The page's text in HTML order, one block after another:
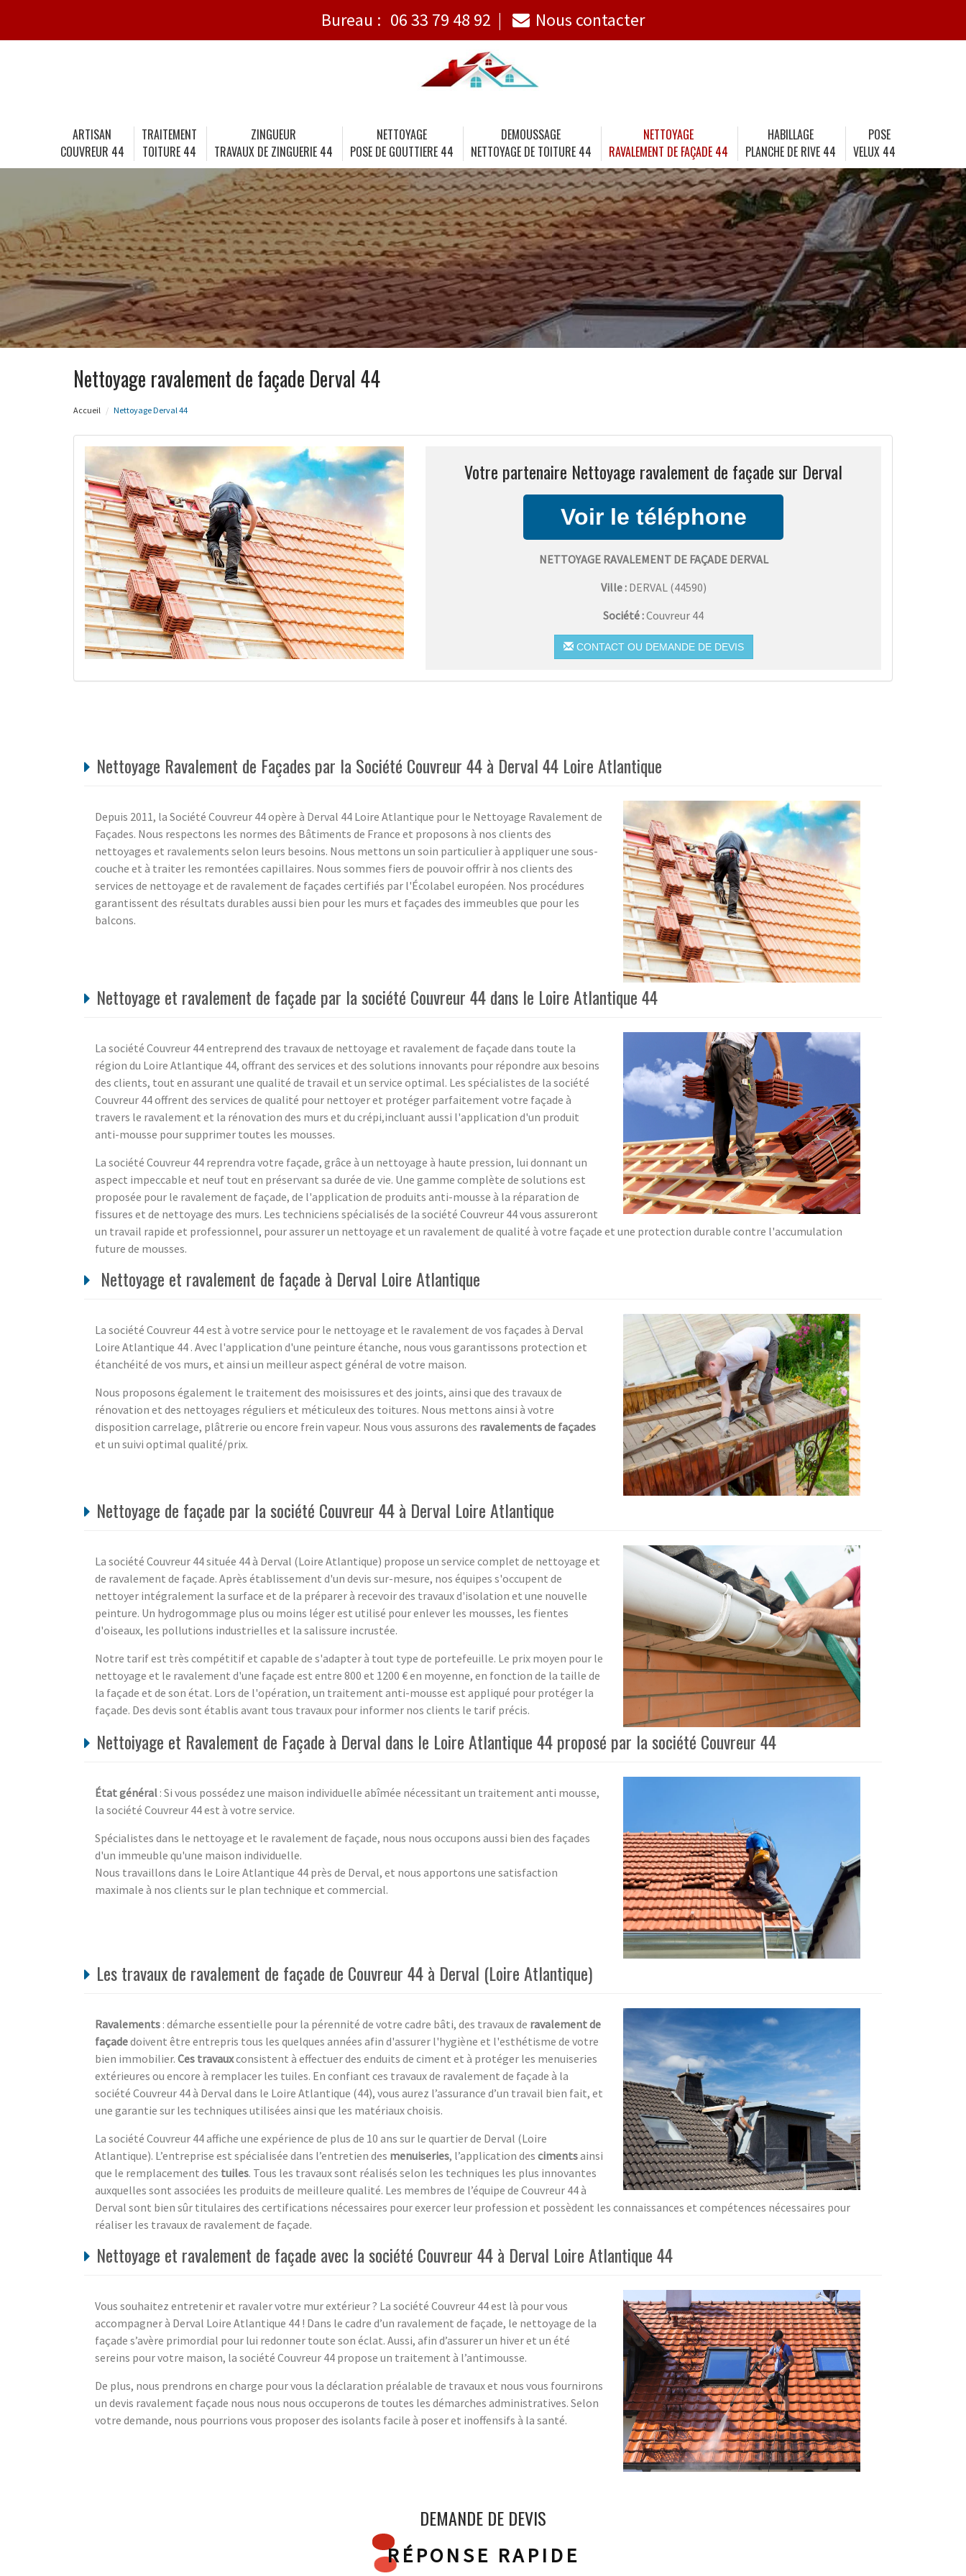
Bureau : 06 33 79 48 92 Nous contacter
ARTISAN
COUVREUR 44
TRAITEMENT
TOITURE 44
ZINGUEUR
TRAVAUX DE ZINGUERIE 44
NETTOYAGE
POSE DE GOUTTIERE 44
DEMOUSSAGE
NETTOYAGE DE TOITURE 44
NETTOYAGE
RAVALEMENT DE FAÇADE 44
HABILLAGE
PLANCHE DE RIVE 44
POSE
VELUX 44
Nettoyage ravalement de façade Derval 44
Accueil Nettoyage Derval 44
Votre partenaire Nettoyage ravalement de façade sur Derval
NETTOYAGE RAVALEMENT DE FAÇADE DERVAL
Ville : DERVAL (44590)
Société :Couvreur 44
CONTACT OU DEMANDE DE DEVIS
Nettoyage Ravalement de Façades par la Société Couvreur 44 à Derval 44 Loire Atlantique
Depuis 2011, la Société Couvreur 44 opère à Derval 44 Loire Atlantique pour le Nettoyage Ravalement de
Façades. Nous respectons les normes des Bâtiments de France et proposons à nos clients des
nettoyages et ravalements selon leurs besoins. Nous mettons un soin particulier à appliquer une sous-
couche et à traiter les remontées capillaires. Nous sommes fiers de pouvoir offrir à nos clients des
services de nettoyage et de ravalement de façades certifiés par l'Écolabel européen. Nos procédures
garantissent des résultats durables aussi bien pour les murs et façades des immeubles que pour les
balcons.
Nettoyage et ravalement de façade par la société Couvreur 44 dans le Loire Atlantique 44
La société Couvreur 44 entreprend des travaux de nettoyage et ravalement de façade dans toute la
région du Loire Atlantique 44, offrant des services et des solutions innovants pour répondre aux besoins
des clients, tout en assurant une qualité de travail et un service optimal. Les spécialistes de la société
Couvreur 44 offrent des services de qualité pour nettoyer et protéger parfaitement votre façade à
travers le ravalement et la rénovation des murs et du crépi,incluant aussi l'application d'un produit
anti-mousse pour supprimer toutes les mousses.
La société Couvreur 44 reprendra votre façade, grâce à un nettoyage à haute pression, lui donnant un
aspect impeccable et neuf tout en préservant sa durée de vie. Une gamme complète de solutions est
proposée pour le ravalement de façade, de l'application de produits anti-mousse à la réparation de
fissures et de nettoyage des murs. Les techniciens spécialisés de la société Couvreur 44 vous assureront
un travail rapide et professionnel, pour assurer un nettoyage et un ravalement de qualité à votre façade et une protection durable contre l'accumulation
future de mousses.
Nettoyage et ravalement de façade à Derval Loire Atlantique
La société Couvreur 44 est à votre service pour le nettoyage et le ravalement de vos façades à Derval
Loire Atlantique 44 . Avec l'application d'une peinture étanche, nous vous garantissons protection et
étanchéité de vos murs, et ainsi un meilleur aspect général de votre maison.
Nous proposons également le traitement des moisissures et des joints, ainsi que des travaux de
rénovation et des nettoyages réguliers et méticuleux des toitures. Nous mettons ainsi à votre
disposition carrelage, plâtrerie ou encore frein vapeur. Nous vous assurons des ravalements de façades
et un suivi optimal qualité/prix.
Nettoyage de façade par la société Couvreur 44 à Derval Loire Atlantique
La société Couvreur 44 située 44 à Derval (Loire Atlantique) propose un service complet de nettoyage et
de ravalement de façade. Après établissement d'un devis sur-mesure, nos équipes s'occupent de
nettoyer intégralement la surface et de la préparer à recevoir des travaux d'isolation et une nouvelle
peinture. Un hydrogommage plus ou moins léger est utilisé pour enlever les mousses, les fientes
d'oiseaux, les pollutions industrielles et la salissure incrustée.
Notre tarif est très compétitif et capable de s'adapter à tout type de portefeuille. Le prix moyen pour le
nettoyage et le ravalement d'une façade est entre 800 et 1200 € en moyenne, en fonction de la taille de
la façade et de son état. Lors de l'opération, un traitement anti-mousse est appliqué pour protéger la
façade. Des devis sont établis avant tous travaux pour informer nos clients le tarif précis.
Nettoiyage et Ravalement de Façade à Derval dans le Loire Atlantique 44 proposé par la société Couvreur 44
État général : Si vous possédez une maison individuelle abîmée nécessitant un traitement anti mousse,
la société Couvreur 44 est à votre service.
Spécialistes dans le nettoyage et le ravalement de façade, nous nous occupons aussi bien des façades
d'un immeuble qu'une maison individuelle.
Nous travaillons dans le Loire Atlantique 44 près de Derval, et nous apportons une satisfaction
maximale à nos clients sur le plan technique et commercial.
Les travaux de ravalement de façade de Couvreur 44 à Derval (Loire Atlantique)
Ravalements : démarche essentielle pour la pérennité de votre cadre bâti, des travaux de ravalement de
façadedoivent être entrepris tous les quelques années afin d'assurer l'hygiène et l'esthétisme de votre
bien immobilier. Ces travauxconsistent à effectuer des enduits de ciment et à protéger les menuiseries
extérieures ou encore à remplacer les tuiles. En confiant ces travaux de ravalement de façade à la
société Couvreur 44 à Derval dans le Loire Atlantique (44), vous aurez l’assurance d’un travail bien fait, et
une garantie sur les techniques utilisées ainsi que les matériaux choisis.
La société Couvreur 44 affiche une expérience de plus de 10 ans sur le quartier de Derval (Loire
Atlantique). L’entreprise est spécialisée dans l’entretien des menuiseries, l’application des cimentsainsi
que le remplacement des tuiles. Tous les travaux sont réalisés selon les techniques les plus innovantes
auxquelles sont associées les produits de meilleure qualité. Les membres de l’équipe de Couvreur 44 à
Derval sont bien sûr titulaires des certifications nécessaires pour exercer leur profession et possèdent les connaissances et compétences nécessaires pour
réaliser les travaux de ravalement de façade.
Nettoyage et ravalement de façade avec la société Couvreur 44 à Derval Loire Atlantique 44
Vous souhaitez entretenir et ravaler votre mur extérieur ? La société Couvreur 44 est là pour vous
accompagner à Derval Loire Atlantique 44 ! Dans le cadre d’un ravalement de façade, le nettoyage de la
façade s’avère primordial pour lui redonner toute son éclat. Aussi, afin d’assurer un hiver et un été
sereins pour votre maison, la société Couvreur 44 propose un traitement à l’antimousse.
De plus, nous prendrons en charge pour vous la déclaration préalable de travaux et nous vous fournirons
un devis ravalement façade nous nous nous occuperons de toutes les démarches administratives. Selon
votre demande, nous pourrions vous proposer des isolants facile à poser et inoffensifs à la santé.
DEMANDE DE DEVIS
RÉPONSE RAPIDE